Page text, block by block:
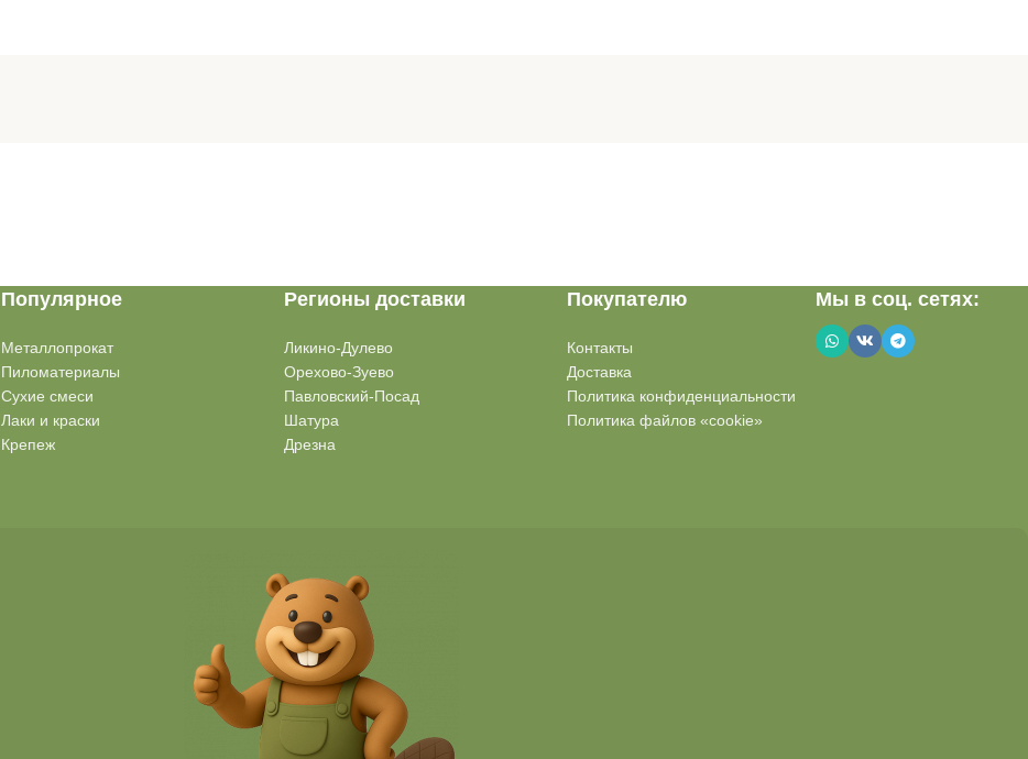
Популярное
Металлопрокат
Пиломатериалы
Сухие смеси
Лаки и краски
Крепеж
Регионы доставки
Ликино-Дулево
Орехово-Зуево
Павловский-Посад
Шатура
Дрезна
Покупателю
Контакты
Доставка
Политика конфиденциальности
Политика файлов «cookie»
Мы в соц. сетях: